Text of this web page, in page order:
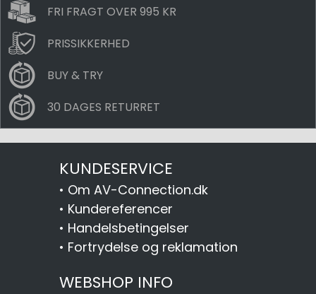
FRI FRAGT OVER 995 KR
PRISSIKKERHED
BUY & TRY
30 DAGES RETURRET
KUNDESERVICE
• Om AV-Connection.dk
• Kundereferencer
• Handelsbetingelser
• Fortrydelse og reklamation
WEBSHOP INFO